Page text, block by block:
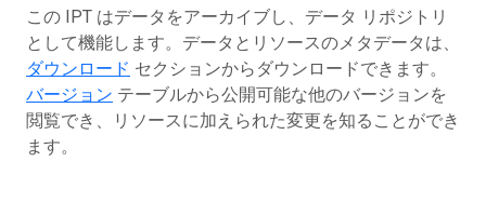
この IPT はデータをアーカイブし、データ リポジトリ
として機能します。データとリソースのメタデータは、
ダウンロード セクションからダウンロードできます。
バージョン テーブルから公開可能な他のバージョンを
閲覧でき、リソースに加えられた変更を知ることができ
ます。